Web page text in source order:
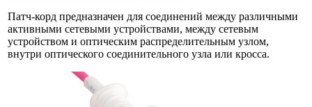
Патч-корд предназначен для соединений между различными
активными сетевыми устройствами, между сетевым
устройством и оптическим распределительным узлом,
внутри оптического соединительного узла или кросса.